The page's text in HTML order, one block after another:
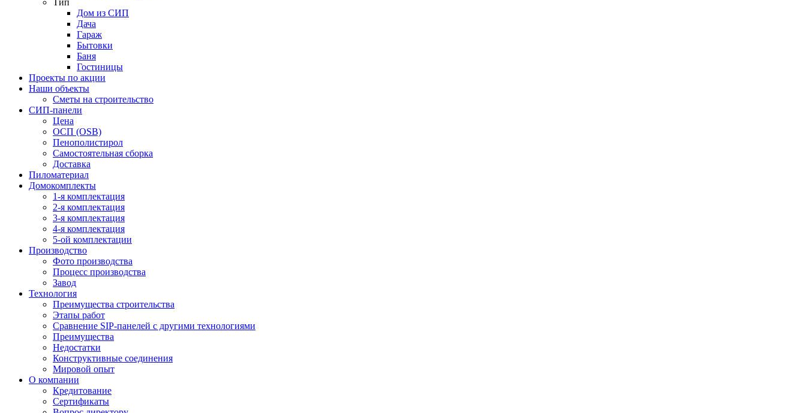
Тип
Дом из СИП
Дача
Гараж
Бытовки
Баня
Гостиницы
Проекты по акции
Наши объекты
Сметы на строительство
СИП-панели
Цена
ОСП (OSB)
Пенополистирол
Самостоятельная сборка
Доставка
Пиломатериал
Домокомплекты
1-я комплектация
2-я комплектация
3-я комплектация
4-я комплектация
5-ой комплектации
Производство
Фото производства
Процесс производства
Завод
Технология
Преимущества строительства
Этапы работ
Сравнение SIP-панелей с другими технологиями
Преимущества
Недостатки
Конструктивные соединения
Мировой опыт
О компании
Кредитование
Сертификаты